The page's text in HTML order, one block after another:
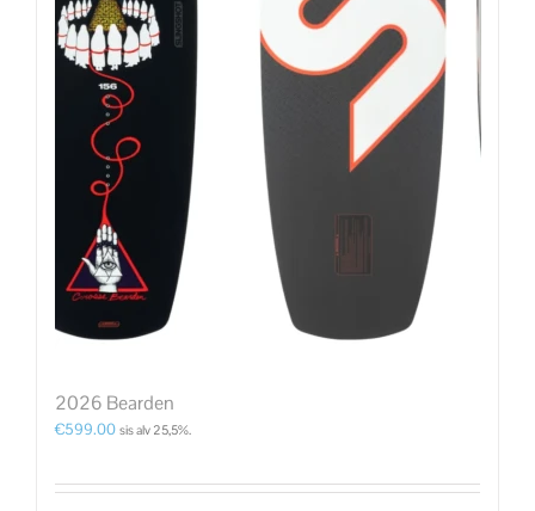
2026 Bearden
€599.00 sis alv 25,5%.